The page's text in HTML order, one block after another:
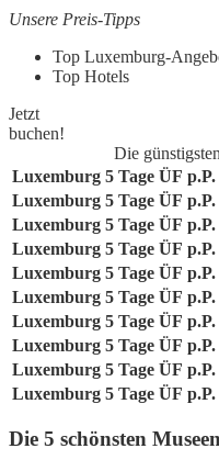
Unsere Preis-Tipps
Top Luxemburg-
Top Hotels
Jetzt
buchen!
Die
Luxemburg 5 Tage ÜF p.P.
Luxemburg 5 Tage ÜF p.P.
Luxemburg 5 Tage ÜF p.P.
Luxemburg 5 Tage ÜF p.P.
Luxemburg 5 Tage ÜF p.P.
Luxemburg 5 Tage ÜF p.P.
Luxemburg 5 Tage ÜF p.P.
Luxemburg 5 Tage ÜF p.P.
Luxemburg 5 Tage ÜF p.P.
Luxemburg 5 Tage ÜF p.P.
Die 5 schönsten